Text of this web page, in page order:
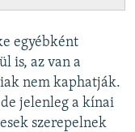
egyébként
is, az van a
nem kaphatják.
jelenleg a kínai
szerepelnek